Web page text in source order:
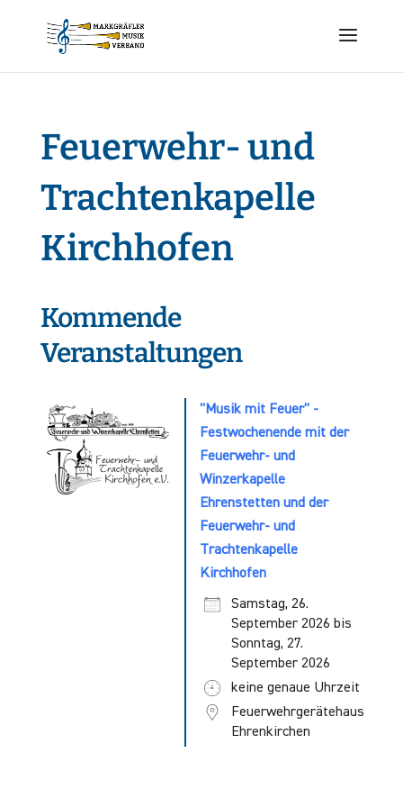
Feuerwehr- und
Trachtenkapelle
Kirchhofen
Kommende
Veranstaltungen
"Musik mit Feuer" -
Festwochenende mit der
Feuerwehr- und
Winzerkapelle
Ehrenstetten und der
Feuerwehr- und
Trachtenkapelle
Kirchhofen
Samstag, 26.
September 2026 bis
Sonntag, 27.
September 2026
keine genaue Uhrzeit
Feuerwehrgerätehaus
Ehrenkirchen